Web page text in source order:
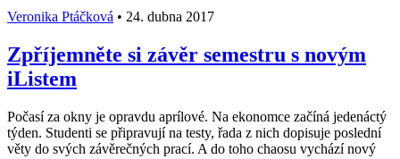
Veronika Ptáčková • 24. dubna 2017
Zpříjemněte si závěr semestru s novým
iListem
Počasí za okny je opravdu aprílové. Na ekonomce začíná jedenáctý
týden. Studenti se připravují na testy, řada z nich dopisuje poslední
věty do svých závěrečných prací. A do toho chaosu vychází nový